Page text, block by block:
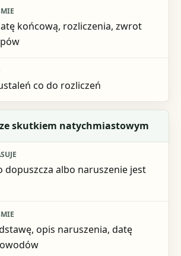
końcową, rozliczenia, zwrot
co do rozliczeń
skutkiem natychmiastowym
dopuszcza albo naruszenie jest
opis naruszenia, datę